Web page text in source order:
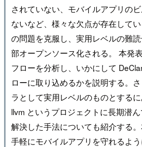
されていない、モバイルアプリの
ないなど、様々な欠点が存在して
の問題を克服し、実用レベルの難
部オープンソース化される。 本発
フローを分析し、いかにして
ローに取り込めるかを説明する。
ラとして実用レベルのものとする
llvm というプロジェクトに長期潜ん
解決した手法についても紹介する
手軽にモバイルアプリを守れるよ